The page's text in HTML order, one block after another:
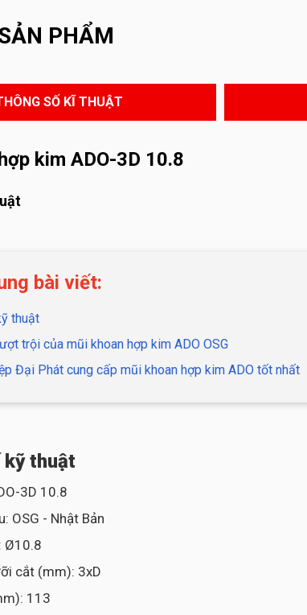
PHẨM
SỐ KĨ THUẬT
kim ADO-3D 10.8
bài viết:
thuật
trội của mũi khoan hợp kim ADO OSG
Đại Phát cung cấp mũi khoan hợp kim ADO tốt nhất
kỹ thuật
3D 10.8
OSG - Nhật Bản
Ø10.8
cắt (mm): 3xD
113